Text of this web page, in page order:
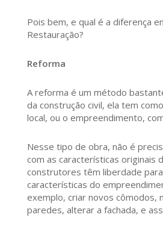
Pois bem, e qual é a diferença
Restauração?
Reforma
A reforma é um método
da construção civil, ela tem
local, ou o empreendimento,
Nesse tipo de obra, não é
com as características originais
construtores têm liberdade
características do
exemplo, criar novos cômodos,
paredes, alterar a fachada, e